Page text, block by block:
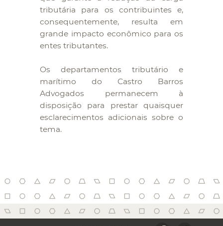
tributária para os contribuintes e,
consequentemente, resulta em
grande impacto econômico para os
entes tributantes.
Os departamentos tributário e
marítimo do Castro Barros
Advogados permanecem à
disposição para prestar quaisquer
esclarecimentos adicionais sobre o
tema.